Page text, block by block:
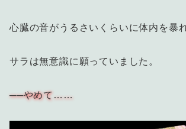
心臓の音がうるさいくらいに体内を暴
サラは無意識に願っていました。
──やめて……